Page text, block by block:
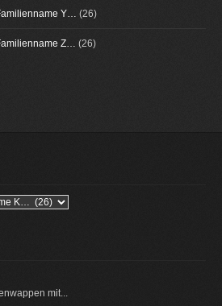
Y… (26)
Z… (26)
mit...